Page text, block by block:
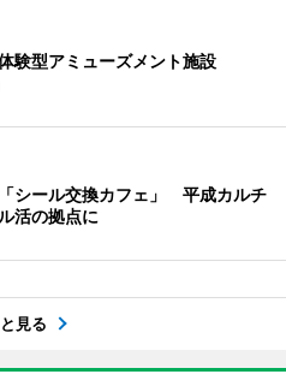
験型アミューズメント施設
シール交換カフェ」 平成カルチ
活の拠点に
見る